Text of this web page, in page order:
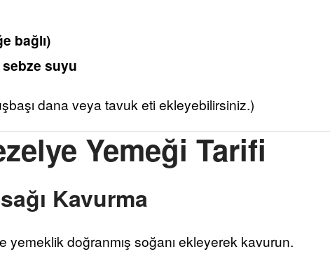
bağlı)
sebze suyu
dana veya tavuk eti ekleyebilirsiniz.)
Yemeği Tarifi
Kavurma
yemeklik doğranmış soğanı ekleyerek kavurun.